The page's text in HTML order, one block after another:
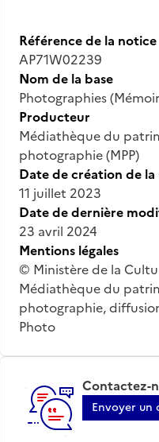
Référence de la notice
AP71W02239
Nom de la base
Photographies
Producteur
Médiathèque du
photographie (MPP)
Date de création de
11 juillet 2023
Date de dernière
23 avril 2024
Mentions légales
© Ministère de la
Médiathèque du
photographie,
Photo
Contactez-
Envoyer un